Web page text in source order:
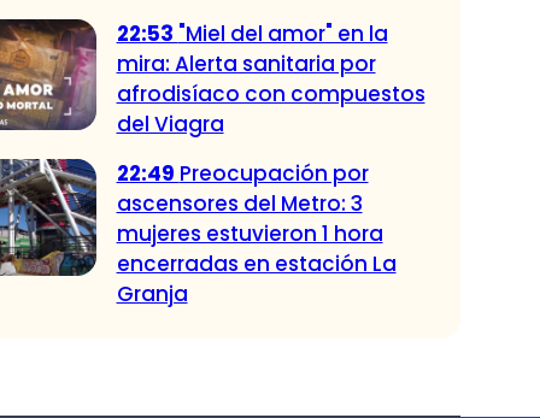
22:53 "Miel del amor" en la
mira: Alerta sanitaria por
afrodisíaco con compuestos
del Viagra
22:49 Preocupación por
ascensores del Metro: 3
mujeres estuvieron 1 hora
encerradas en estación La
Granja